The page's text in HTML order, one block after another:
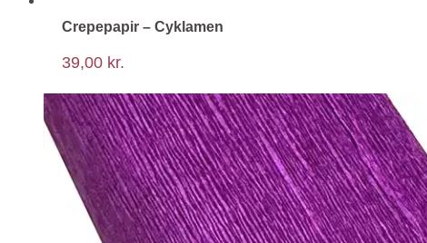
Crepepapir – Cyklamen
39,00 kr.